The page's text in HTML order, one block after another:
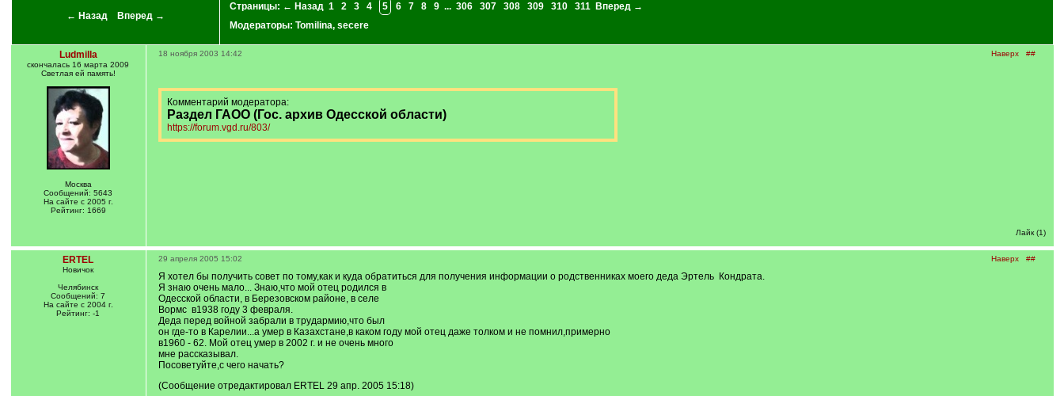
← Назад Вперед →
Страницы: ← Назад 1 2 3 4 5 6 7 8 9 ... 306 307 308 309 310 311
Вперед →
Модераторы: Tomilina, secere
Ludmilla
скончалась 16 марта 2009
Светлая ей память!
Москва
Сообщений: 5643
На сайте с 2005 г.
Рейтинг: 1669
Наверх ##
18 ноября 2003 14:42
Комментарий модератора:
Раздел ГАОО (Гос. архив Одесской области)
https://forum.vgd.ru/803/
Лайк (1)
ERTEL
Новичок
Челябинск
Сообщений: 7
На сайте с 2004 г.
Рейтинг: -1
Наверх ##
29 апреля 2005 15:02
Я хотел бы получить совет по тому,как и куда обратиться для получения информации о родственниках моего деда Эртель Кондрата.
Я знаю очень мало... Знаю,что мой отец родился в
Одесской области, в Березовском районе, в селе
Вормс в1938 году 3 февраля.
Деда перед войной забрали в трудармию,что был
он где-то в Карелии...а умер в Казахстане,в каком году мой отец даже толком и не помнил,примерно
в1960 - 62. Мой отец умер в 2002 г. и не очень много
мне рассказывал.
Посоветуйте,с чего начать?
(Сообщение отредактировал ERTEL 29 апр. 2005 15:18)